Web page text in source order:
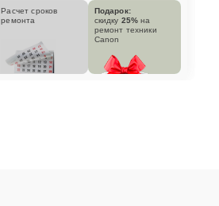
Расчет сроков
ремонта
Подарок:
скидку 25% на
ремонт техники
Canon